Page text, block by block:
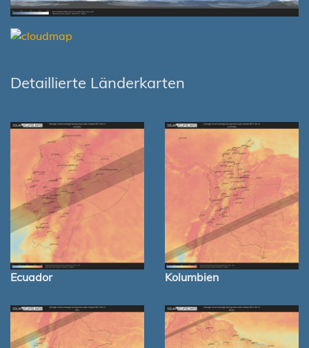
Detaillierte Länderkarten
Ecuador Kolumbien